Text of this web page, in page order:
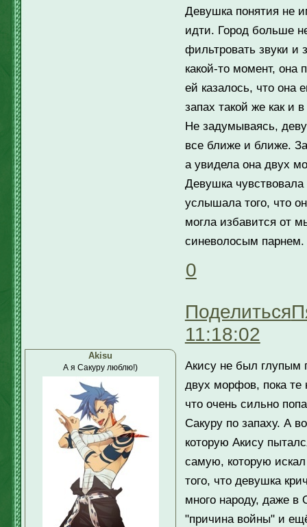
Девушка понятия не
идти. Город больше
фильтровать звуки и
какой-то момент, она
ей казалось, что она
запах такой же как и
Не задумываясь,
все ближе и ближе.
а увидела она двух
Девушка
услышала того, что
могла избавится от
синеволосым
0
Поделиться
11:18:02
Akisu
А я Сакуру люблю!)
Акису не был глупым
двух морфов, пока те
что очень сильно
Сакуру по запаху. А
которую Акису
самую, которую
того, что девушка
много народу, даже в
"причина войны" и